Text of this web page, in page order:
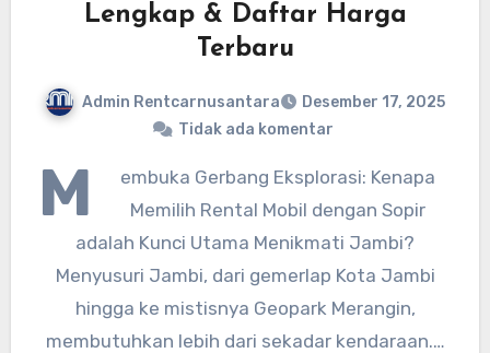
Lengkap & Daftar Harga
Terbaru
Admin Rentcarnusantara
Desember 17, 2025
Tidak ada komentar
M
embuka Gerbang Eksplorasi: Kenapa
Memilih Rental Mobil dengan Sopir
adalah Kunci Utama Menikmati Jambi?
Menyusuri Jambi, dari gemerlap Kota Jambi
hingga ke mistisnya Geopark Merangin,
membutuhkan lebih dari sekadar kendaraan.…